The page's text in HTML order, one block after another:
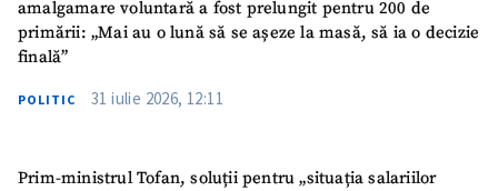
amalgamare voluntară a fost prelungit pentru 200 de
primării: „Mai au o lună să se așeze la masă, să ia o decizie
finală”
POLITIC 31 iulie 2026, 12:11
Prim-ministrul Tofan, soluții pentru „situația salariilor